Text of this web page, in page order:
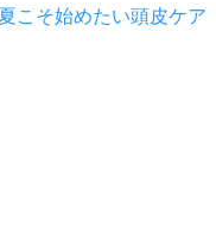
こそ始めたい頭皮ケア